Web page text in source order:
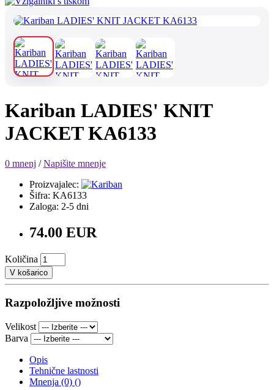
Kariban LADIES' KNIT
JACKET KA6133
0 mnenj /Napišite mnenje
Proizvajalec:
Šifra: KA6133
Zaloga: 2-5 dni
74.00 EUR
Količina
V košarico
Razpoložljive možnosti
Velikost
Barva
Opis
Tehnične lastnosti
Mnenja (0) ()